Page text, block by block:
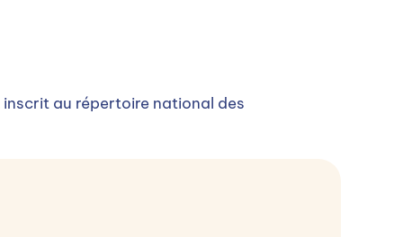
au répertoire national des